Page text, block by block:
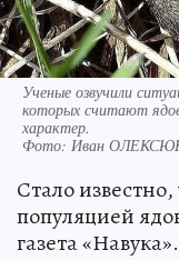
Ученые озвучили
которых считают
характер.
Фото: Иван
Стало
популяцией
газета «Навука».